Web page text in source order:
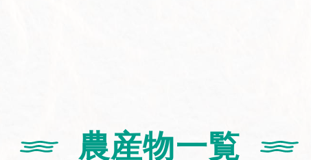
農産物一覧